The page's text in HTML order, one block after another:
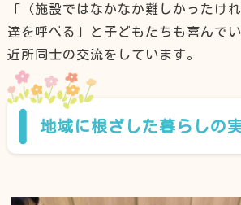
「（施設ではなかなか難しかったけ
達を呼べる」と子どもたちも喜んで
近所同士の交流をしています。
地域に根ざした暮らしの